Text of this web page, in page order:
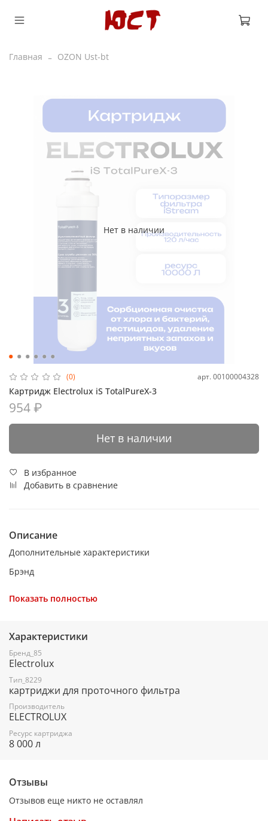
Главная OZON Ust-bt
Нет в наличии
(0) арт. 00100004328
Картридж Electrolux iS TotalPureX-3
954 ₽
Нет в наличии
В избранное
Добавить в сравнение
Описание
Дополнительные характеристики
Брэнд
Назначение
для проточных фильтров
Ресурс
8000 л
1 шт
для фильтра Electrolux iStream
Показать полностью
Характеристики
Бренд_85
Electrolux
Тип_8229
картриджи для проточного фильтра
Производитель
ELECTROLUX
Ресурс картриджа
8 000 л
Отзывы
Отзывов еще никто не оставлял